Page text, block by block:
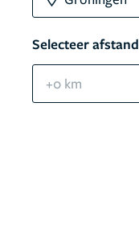
Selecteer afstand
+0 km